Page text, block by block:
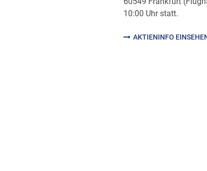
10:00 Uhr statt.
AKTIENINFO